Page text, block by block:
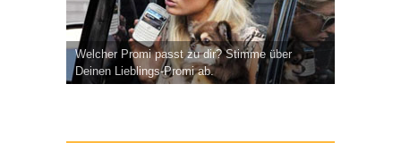
Welcher Promi passt zu dir? Stimme über
Deinen Lieblings-Promi ab.